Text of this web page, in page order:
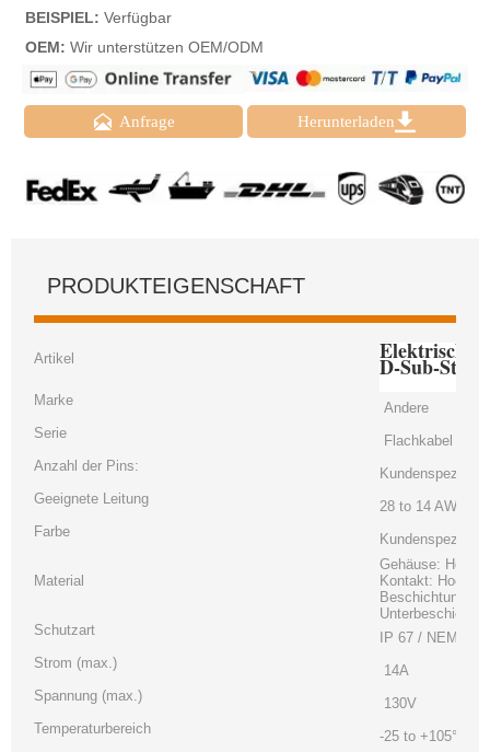
BEISPIEL: Verfügbar
OEM: Wir unterstützen OEM/ODM
 Anfrage Herunterladen 
PRODUKTEIGENSCHAFT
Artikel Elektrische
D-Sub-
Marke
Andere
Serie
Flachkabel
Anzahl der Pins:
Geeignete Leitung
28 to 14 AWG
Farbe
Material
Gehäuse:
Kontakt:
Beschichtung：
Schutzart
IP 67 / NEMA 6P
Strom (max.)
14A
Spannung (max.)
130V
Temperaturbereich
-25 to +105°C